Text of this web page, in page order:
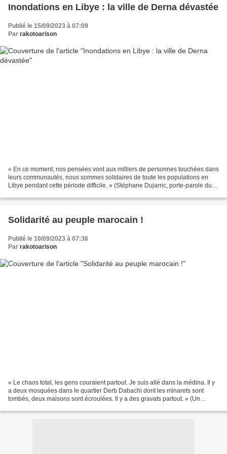
Inondations en Libye : la ville de Derna dévastée
Publié le 15/09/2023 à 07:09
Par rakotoarison
« En ce moment, nos pensées vont aux milliers de personnes touchées dans
leurs communautés, nous sommes solidaires de toute les populations en
Libye pendant cette période difficile. » (Stéphane Dujarric, porte-parole du
Solidarité au peuple marocain !
Publié le 10/09/2023 à 07:36
Par rakotoarison
« Le chaos total, les gens couraient partout. Je suis allé dans la médina. Il y
a deux mosquées dans le quartier Derb Dabachi dont les minarets sont
tombés, deux maisons sont écroulées. Il y a des gravats partout. » (Un